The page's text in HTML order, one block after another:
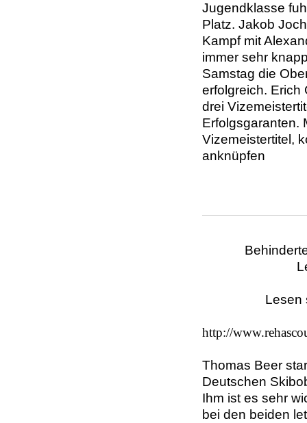
Jugendklasse
Platz. Jakob
Kampf mit
immer sehr
Samstag die
erfolgreich. Erich
drei
Erfolgsgaranten.
Vizemeistertitel,
anknüpfen
Lesen
http://
Thomas Beer
Deutschen
Ihm ist es sehr
bei den beiden